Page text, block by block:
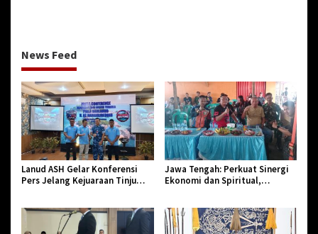
News Feed
Lanud ASH Gelar Konferensi
Pers Jelang Kejuaraan Tinju
Jawa Tengah: Perkuat Sinergi
Ekonomi dan Spiritual,